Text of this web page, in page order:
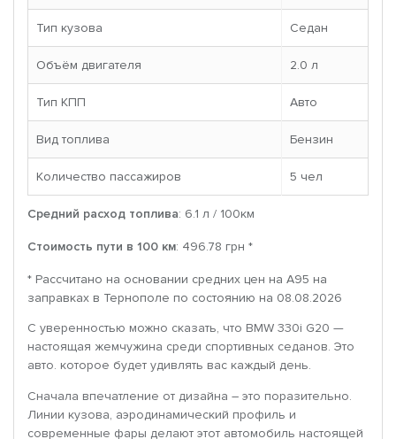
Тип кузова Седан
Объём двигателя 2.0 л
Тип КПП Авто
Вид топлива Бензин
Количество пассажиров 5 чел
Средний расход топлива: 6.1 л / 100км
Стоимость пути в 100 км: 496.78 грн *
* Рассчитано на основании средних цен на A95 на
заправках в Тернополе по состоянию на 08.08.2026
С уверенностью можно сказать, что BMW 330i G20 —
настоящая жемчужина среди спортивных седанов. Это
авто. которое будет удивлять вас каждый день.
Сначала впечатление от дизайна – это поразительно.
Линии кузова, аэродинамический профиль и
современные фары делают этот автомобиль настоящей